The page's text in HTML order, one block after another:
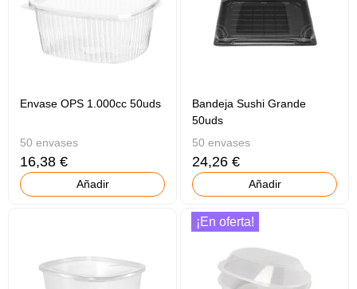
Envase OPS 1.000cc 50uds
50 envases
16,38 €
Añadir
Bandeja Sushi Grande
50uds
50 envases
24,26 €
Añadir
¡En oferta!